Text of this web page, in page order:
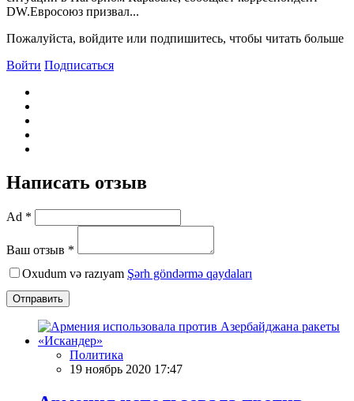
DW.Евросоюз призвал...
Пожалуйста, войдите или подпишитесь, чтобы читать больше
Войти Подписаться
Написать отзыв
Ad *
Ваш отзыв *
Oxudum və razıyam Şərh göndərmə qaydaları
Отправить
Политика
19 ноябрь 2020 17:47